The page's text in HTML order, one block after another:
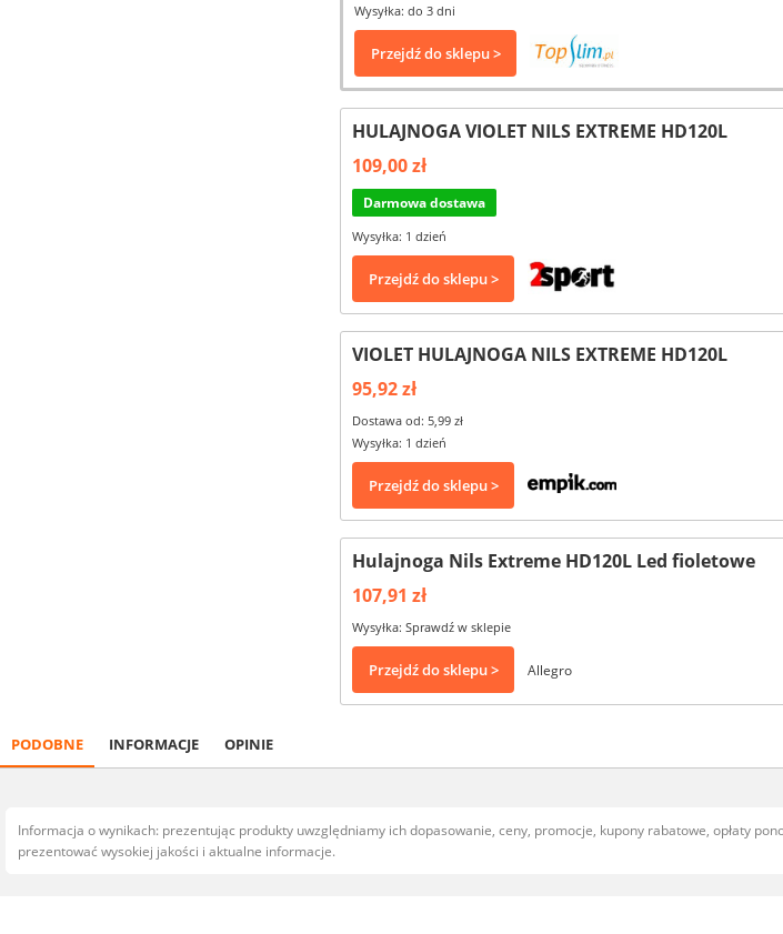
Wysyłka: do 3 dni
Przejdź do sklepu >
HULAJNOGA VIOLET NILS EXTREME HD120L
109,00 zł
Darmowa dostawa
Wysyłka: 1 dzień
Przejdź do sklepu >
VIOLET HULAJNOGA NILS EXTREME HD120L
95,92 zł
Dostawa od: 5,99 zł
Wysyłka: 1 dzień
Przejdź do sklepu >
Hulajnoga Nils Extreme HD120L Led fioletowe
107,91 zł
Wysyłka: Sprawdź w sklepie
Przejdź do sklepu > Allegro
PODOBNE INFORMACJE OPINIE
Informacja o wynikach: prezentując produkty uwzględniamy ich dopasowanie, ceny, promocje, kupony rabatowe, opłaty
prezentować wysokiej jakości i aktualne informacje.